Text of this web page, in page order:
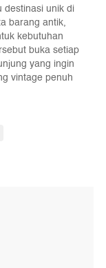
destinasi unik di
barang antik,
kebutuhan
buka setiap
yang ingin
vintage penuh